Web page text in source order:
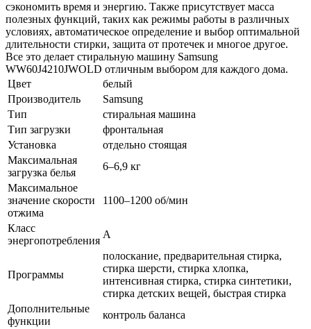
сэкономить время и энергию. Также присутствует масса
полезных функций, таких как режимы работы в различных
условиях, автоматическое определение и выбор оптимальной
длительности стирки, защита от протечек и многое другое.
Все это делает стиральную машину Samsung
WW60J4210JWOLD отличным выбором для каждого дома.
Цвет
белый
Производитель
Samsung
Тип
стиральная машина
Тип загрузки
фронтальная
Установка
отдельно стоящая
Максимальная
загрузка белья
6–6,9 кг
Максимальное
значение скорости
отжима
1100–1200 об/мин
Класс
энергопотребления
A
Программы
полоскание, предварительная стирка,
стирка шерсти, стирка хлопка,
интенсивная стирка, стирка синтетики,
стирка детских вещей, быстрая стирка
Дополнительные
функции
контроль баланса